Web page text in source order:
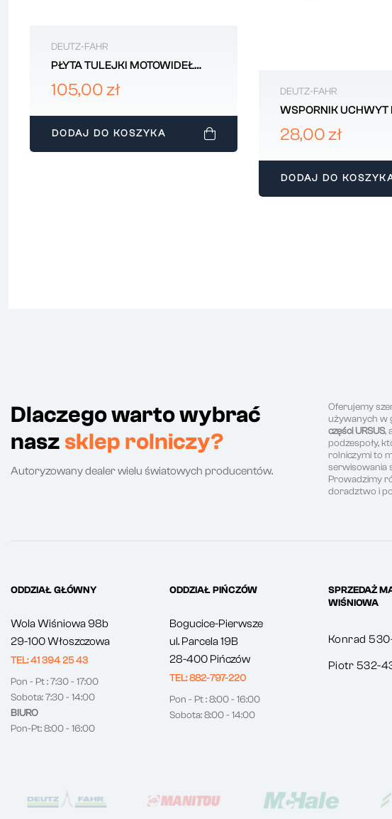
DEUTZ-FAHR
PŁYTA TULEJKI MOTOWIDEŁ
DEUTZ-FAHR 16000837
105,00 zł
DODAJ DO KOSZYKA
DEUTZ-FAHR
WSPORNIK UCHWYT
BŁOTNIKA
DEUTZ-FAHR DK8120
28,00 zł
DODAJ DO
Dlaczego warto wybrać
nasz sklep rolniczy?
Autoryzowany dealer wielu światowych producentów.
Oferujemy
używanych w
części URSUS,
podzespoły,
rolniczymi to
serwisowania
Prowadzimy
doradztwo i
ODDZIAŁ GŁÓWNY
Wola Wiśniowa 98b
29-100 Włoszczowa
TEL: 41 394 25 43
Pon - Pt : 7:30 - 17:00
Sobota: 7:30 - 14:00
BIURO
Pon-Pt: 8:00 - 16:00
ODDZIAŁ PIŃCZÓW
Bogucice-Pierwsze
ul. Parcela 19B
28-400 Pińczów
TEL: 882-797-220
Pon - Pt : 8:00 - 16:00
Sobota: 8:00 - 14:00
SPRZEDAŻ
WIŚNIOWA
Konrad
Piotr 532-